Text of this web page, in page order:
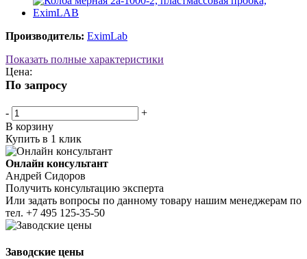
Производитель: EximLab
Показать полные характеристики
Цена:
По запросу
-
+
В корзину
Купить в 1 клик
Онлайн консультант
Андрей Сидоров
Получить консультацию эксперта
Или задать вопросы по данному товару нашим менеджерам по
тел. +7 495 125-35-50
Заводские цены